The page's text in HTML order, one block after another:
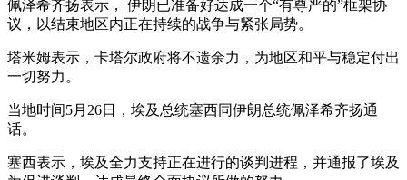
佩泽希齐扬表示， 伊朗已准备好达成一个“有尊严的”框架协
议，以结束地区内正在持续的战争与紧张局势。
塔米姆表示，卡塔尔政府将不遗余力，为地区和平与稳定付出
一切努力。
当地时间5月26日，埃及总统塞西同伊朗总统佩泽希齐扬通
话。
塞西表示，埃及全力支持正在进行的谈判进程，并通报了埃及